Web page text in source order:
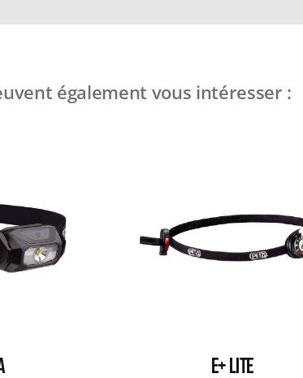
également vous intéresser :
E+ LITE